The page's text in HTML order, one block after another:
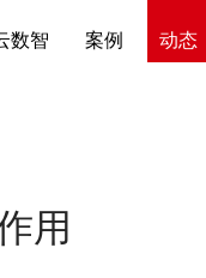
数智 案例 动态
用